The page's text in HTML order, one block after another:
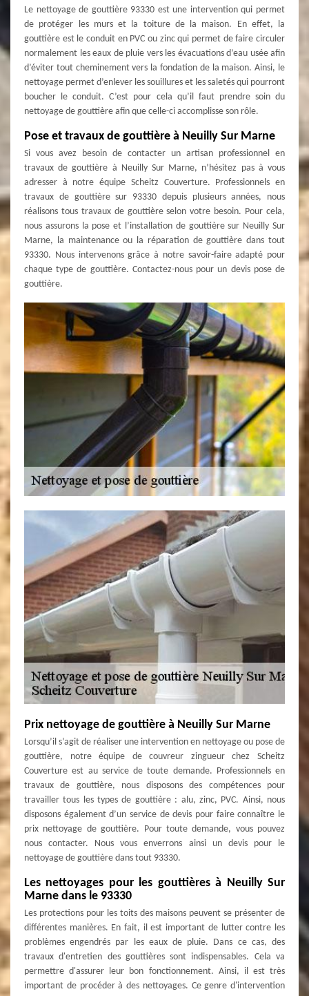
Le nettoyage de gouttière 93330 est une intervention qui permet
de protéger les murs et la toiture de la maison. En effet, la
gouttière est le conduit en PVC ou zinc qui permet de faire circuler
normalement les eaux de pluie vers les évacuations d’eau usée afin
d’éviter tout cheminement vers la fondation de la maison. Ainsi, le
nettoyage permet d’enlever les souillures et les saletés qui pourront
boucher le conduit. C’est pour cela qu’il faut prendre soin du
nettoyage de gouttière afin que celle-ci accomplisse son rôle.
Pose et travaux de gouttière à Neuilly Sur Marne
Si vous avez besoin de contacter un artisan professionnel en
travaux de gouttière à Neuilly Sur Marne, n’hésitez pas à vous
adresser à notre équipe Scheitz Couverture. Professionnels en
travaux de gouttière sur 93330 depuis plusieurs années, nous
réalisons tous travaux de gouttière selon votre besoin. Pour cela,
nous assurons la pose et l’installation de gouttière sur Neuilly Sur
Marne, la maintenance ou la réparation de gouttière dans tout
93330. Nous intervenons grâce à notre savoir-faire adapté pour
chaque type de gouttière. Contactez-nous pour un devis pose de
gouttière.
Prix nettoyage de gouttière à Neuilly Sur Marne
Lorsqu’il s’agit de réaliser une intervention en nettoyage ou pose de
gouttière, notre équipe de couvreur zingueur chez Scheitz
Couverture est au service de toute demande. Professionnels en
travaux de gouttière, nous disposons des compétences pour
travailler tous les types de gouttière : alu, zinc, PVC. Ainsi, nous
disposons également d’un service de devis pour faire connaître le
prix nettoyage de gouttière. Pour toute demande, vous pouvez
nous contacter. Nous vous enverrons ainsi un devis pour le
nettoyage de gouttière dans tout 93330.
Les nettoyages pour les gouttières à Neuilly Sur
Marne dans le 93330
Les protections pour les toits des maisons peuvent se présenter de
différentes manières. En fait, il est important de lutter contre les
problèmes engendrés par les eaux de pluie. Dans ce cas, des
travaux d'entretien des gouttières sont indispensables. Cela va
permettre d'assurer leur bon fonctionnement. Ainsi, il est très
important de procéder à des nettoyages. Ce genre d'intervention